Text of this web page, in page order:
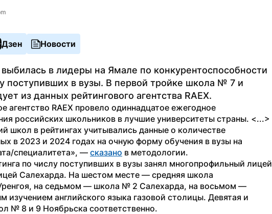
Дзен Новости
в лидеры на Ямале по конкурентоспособности
поступивших в вузы. В первой тройке школа № 7 и
из данных рейтингового агентства RAEX.
агентство RAEX провело одиннадцатое ежегодное
российских школьников в лучшие университеты страны. <...>
школ в рейтингах учитывались данные о количестве
в 2023 и 2024 годах на очную форму обучения в вузы на
специалитета», — сказано в методологии.
по числу поступивших в вузы занял многопрофильный лицей
Салехарда. На шестом месте — средняя школа
на седьмом — школа № 2 Салехарда, на восьмом —
изучением английского языка газовой столицы. Девятая и
№ 8 и 9 Ноябрьска соответственно.